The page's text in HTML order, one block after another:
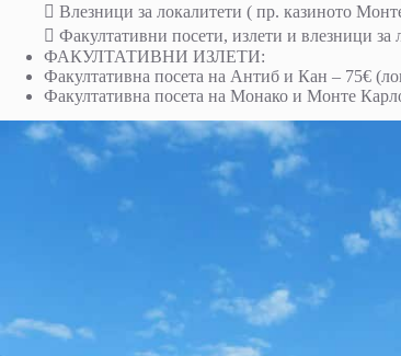
 Влезници за локалитети ( пр. казиното
 Факултативни посети, излети и влезници
ФАКУЛТАТИВНИ ИЗЛЕТИ:
Факултативна посета на Антиб и Кан – 75€
Факултативна посета на Монако и Монте